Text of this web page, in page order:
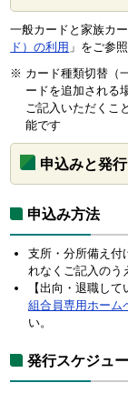
一般カードと家族カ
ド）の利用 」をご参
※ カード種類切替（
ードを追加される
ご記入いただくこ
能です
申込みと発
申込み方法
支所・分所備え付
れなくご記入のう
【出向・退職し
組合員専用ホーム
い。
発行スケジュ